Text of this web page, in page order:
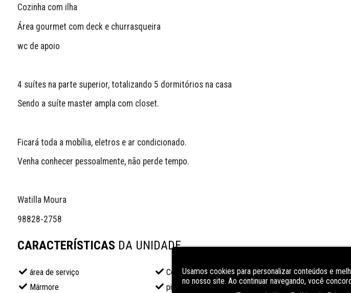
Cozinha com ilha
Área gourmet com deck e churrasqueira
wc de apoio
4 suítes na parte superior, totalizando 5 dormitórios na casa
Sendo a suíte master ampla com closet.
Ficará toda a mobília, eletros e ar condicionado.
Venha conhecer pessoalmente, não perde tempo.
Watilla Moura
98828-2758
CARACTERÍSTICAS DA UNIDADE
área de serviço Cozinha
Granito
Mármore
piso laminado sala de estar
Usamos cookies para personalizar conteúdos e
no nosso site. Ao continuar navegando, você